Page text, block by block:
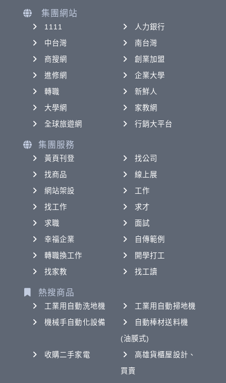
集團網站
1111
人力銀行
中台灣
南台灣
商搜網
創業加盟
進修網
企業大學
轉職
新鮮人
大學網
家教網
全球旅遊網
行銷大平台
集團服務
黃頁刊登
找公司
找商品
線上展
網站架設
工作
找工作
求才
求職
面試
幸福企業
自傳範例
轉職換工作
開學打工
找家教
找工讀
熱搜商品
工業用自動洗地機
工業用自動掃地機
機械手自動化設備
自動棒材送料機
(油膜式)
收購二手家電
高雄貨櫃屋設計、
買賣